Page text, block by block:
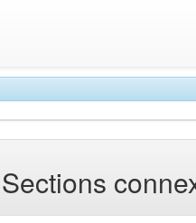
Sections